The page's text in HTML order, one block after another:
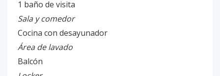
1 baño de visita
Sala y comedor
Cocina con desayunador
Área de lavado
Balcón